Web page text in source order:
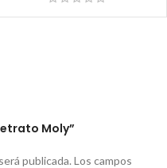
Moly”
publicada. Los campos